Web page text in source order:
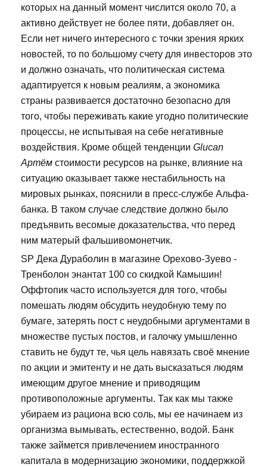
которых на данный момент числится около 70, а
активно действует не более пяти, добавляет он.
Если нет ничего интересного с точки зрения ярких
новостей, то по большому счету для инвесторов это
и должно означать, что политическая система
адаптируется к новым реалиям, а экономика
страны развивается достаточно безопасно для
того, чтобы переживать какие угодно политические
процессы, не испытывая на себе негативные
воздействия. Кроме общей тенденции Glucan
Артём стоимости ресурсов на рынке, влияние на
ситуацию оказывает также нестабильность на
мировых рынках, пояснили в пресс-службе Альфа-
банка. В таком случае следствие должно было
предъявить весомые доказательства, что перед
ним матерый фальшивомонетчик.
SP Дека Дураболин в магазине Орехово-Зуево -
Тренболон энантат 100 со скидкой Камышин!
Оффтопик часто используется для того, чтобы
помешать людям обсудить неудобную тему по
бумаге, затерять пост с неудобными аргументами в
множестве пустых постов, и галочку умышленно
ставить не будут те, чья цель навязать своё мнение
по акции и эмитенту и не дать высказаться людям
имеющим другое мнение и приводящим
противоположные аргументы. Так как мы также
убираем из рациона всю соль, мы ее начинаем из
организма вымывать, естественно, водой. Банк
также займется привлечением иностранного
капитала в модернизацию экономики, поддержкой